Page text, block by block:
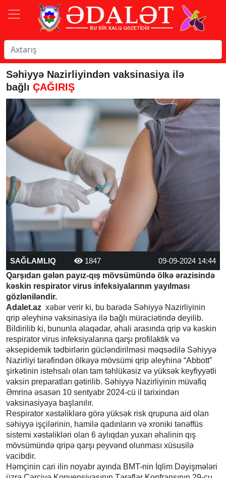
Səhiyyə Nazirliyindən vaksinasiya ilə
bağlı ÇAĞIRIŞ
SAĞLAMLIQ 1847
09-09-2024 14:44
Qarşıdan gələn payız-qış mövsümündə ölkə ərazisində
kəskin respirator virus infeksiyalarının yayılması
gözləniləndir.
Adalet.az xəbər verir ki, bu barədə Səhiyyə Nazirliyinin
qrip əleyhinə vaksinasiya ilə bağlı müraciətində deyilib.
Bildirilib ki, bununla əlaqədar, əhali arasında qrip və kəskin
respirator virus infeksiyalarına qarşı profilaktik və
əksepidemik tədbirlərin gücləndirilməsi məqsədilə Səhiyyə
Nazirliyi tərəfindən ölkəyə mövsümi qrip əleyhinə “Abbott”
şirkətinin istehsalı olan tam təhlükəsiz və yüksək keyfiyyətli
vaksin preparatları gətirilib. Səhiyyə Nazirliyinin müvafiq
Əmrinə əsasən 10 sentyabr 2024-cü il tarixindən
vaksinasiyaya başlanılır.
Respirator xəstəliklərə görə yüksək risk qrupuna aid olan
səhiyyə işçilərinin, hamilə qadınların və xroniki tənəffüs
sistemi xəstəlikləri olan 6 aylıqdan yuxarı əhalinin qış
mövsümündə qripə qarşı peyvənd olunması xüsusilə
vacibdir.
Həmçinin cari ilin noyabr ayında BMT-nin İqlim Dəyişmələri